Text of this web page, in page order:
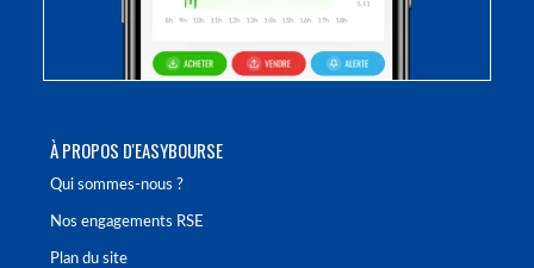
À PROPOS D'EASYBOURSE
Qui sommes-nous ?
Nos engagements RSE
Plan du site